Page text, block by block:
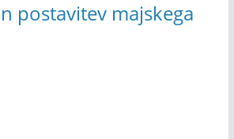
postavitev majskega